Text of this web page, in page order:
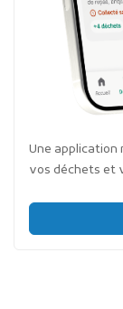
Une application
vos déchets et